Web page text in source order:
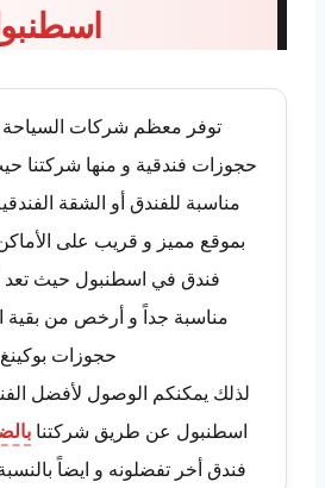
توفر معظم شركات
حجوزات فندقية و منها شركتنا
مناسبة للفندق أو الشقة
بموقع مميز و قريب على
فندق في اسطنبول حيث تعد
مناسبة جداً و أرخص من
حجوزات بوكينغ
لذلك يمكنكم الوصول لأفضل
اسطنبول عن طريق شركتنا
فندق أخر تفضلونه و ايضاً